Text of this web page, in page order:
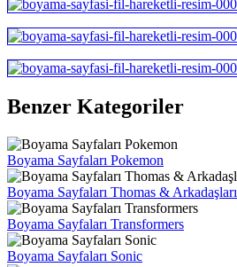
Benzer Kategoriler
Boyama Sayfaları Pokemon
Boyama Sayfaları Thomas & Arkadaşları
Boyama Sayfaları Transformers
Boyama Sayfaları Sonic